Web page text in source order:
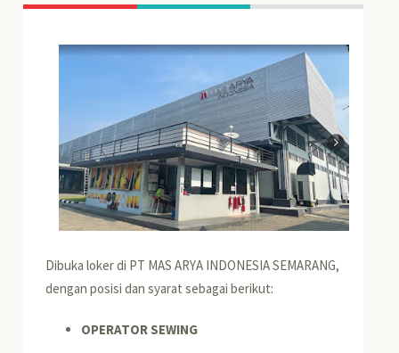
Dibuka loker di PT MAS ARYA INDONESIA SEMARANG,
dengan posisi dan syarat sebagai berikut:
OPERATOR SEWING